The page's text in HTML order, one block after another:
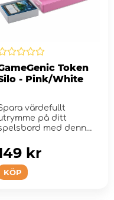
Token
- Pink/White
värdefullt
på ditt
med denna
KÖP
kr